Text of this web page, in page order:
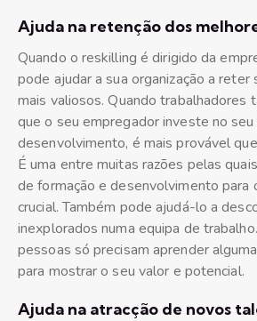
Ajuda na retenção dos
Quando o reskilling é dirigido da
pode ajudar a sua organização a reter
mais valiosos. Quando trabalhadores
que o seu empregador investe no
desenvolvimento, é mais provável
É uma entre muitas razões pelas
de formação e desenvolvimento para
crucial. Também pode ajudá-lo a
inexplorados numa equipa de
pessoas só precisam aprender
para mostrar o seu valor e potencial.
Ajuda na atracção de novos